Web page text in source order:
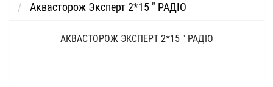
Аквасторож Эксперт 2*15 " РАДІО
АКВАСТОРОЖ ЭКСПЕРТ 2*15 " РАДІО